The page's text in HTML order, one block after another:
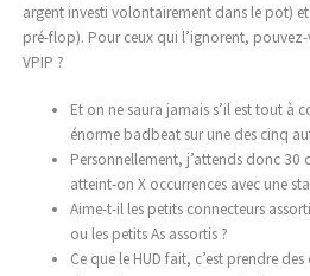
argent investi volontairement dans le pot)
pré-flop). Pour ceux qui l’ignorent, pouvez-
VPIP ?
Et on ne saura jamais s’il est tout à
énorme badbeat sur une des cinq
Personnellement, j’attends donc 30
atteint-on X occurrences avec une
Aime-t-il les petits connecteurs
ou les petits As assortis ?
Ce que le HUD fait, c’est prendre